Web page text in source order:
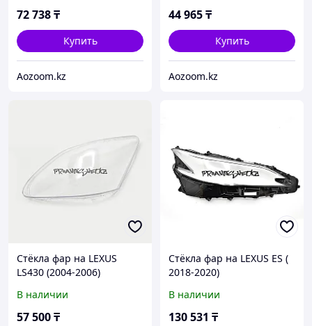
72 738₸
Купить
Aozoom.kz
44 965₸
Купить
Aozoom.kz
Стёкла фар на LEXUS
LS430 (2004-2006)
В наличии
57 500₸
Стёкла фар на LEXUS ES (
2018-2020)
В наличии
130 531 ₸